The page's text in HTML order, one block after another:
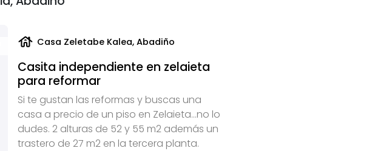
house Casa Zeletabe Kalea, Abadiño
Casita independiente en zelaieta
para reformar
Si te gustan las reformas y buscas una
casa a precio de un piso en Zelaieta...no lo
dudes. 2 alturas de 52 y 55 m2 además un
trastero de 27 m2 en la tercera planta.